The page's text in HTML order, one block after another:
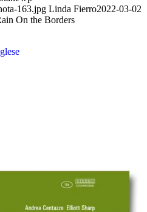
163.jpg Linda Fierro2022-03-02
On the Borders